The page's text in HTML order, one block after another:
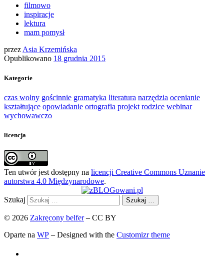
filmowo
inspiracje
lektura
mam pomysł
przez Asia Krzemińska
Opublikowano 18 grudnia 2015
Kategorie
czas wolny gościnnie gramatyka literatura narzędzia ocenianie
kształtujące opowiadanie ortografia projekt rodzice webinar
wychowawczo
licencja
Ten utwór jest dostępny na licencji Creative Commons Uznanie
autorstwa 4.0 Międzynarodowe.
Szukaj Szukaj …
© 2026 Zakręcony belfer– CC BY
Oparte na WP – Designed with the Customizr theme